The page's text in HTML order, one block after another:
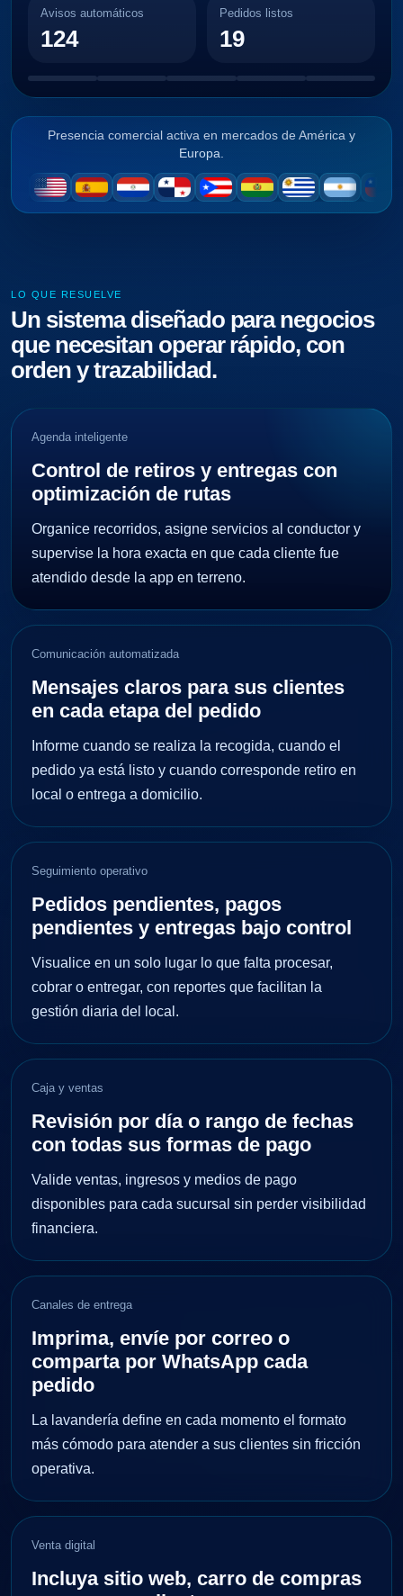
Avisos automáticos
124
Pedidos listos
19
Presencia comercial activa en mercados de América y
Europa.
LO QUE RESUELVE
Un sistema diseñado para negocios
que necesitan operar rápido, con
orden y trazabilidad.
Agenda inteligente
Control de retiros y entregas con
optimización de rutas
Organice recorridos, asigne servicios al conductor y
supervise la hora exacta en que cada cliente fue
atendido desde la app en terreno.
Comunicación automatizada
Mensajes claros para sus clientes
en cada etapa del pedido
Informe cuando se realiza la recogida, cuando el
pedido ya está listo y cuando corresponde retiro en
local o entrega a domicilio.
Seguimiento operativo
Pedidos pendientes, pagos
pendientes y entregas bajo control
Visualice en un solo lugar lo que falta procesar,
cobrar o entregar, con reportes que facilitan la
gestión diaria del local.
Caja y ventas
Revisión por día o rango de fechas
con todas sus formas de pago
Valide ventas, ingresos y medios de pago
disponibles para cada sucursal sin perder visibilidad
financiera.
Canales de entrega
Imprima, envíe por correo o
comparta por WhatsApp cada
pedido
La lavandería define en cada momento el formato
más cómodo para atender a sus clientes sin fricción
operativa.
Venta digital
Incluya sitio web, carro de compras